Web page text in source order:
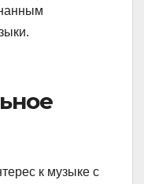
к музыке с